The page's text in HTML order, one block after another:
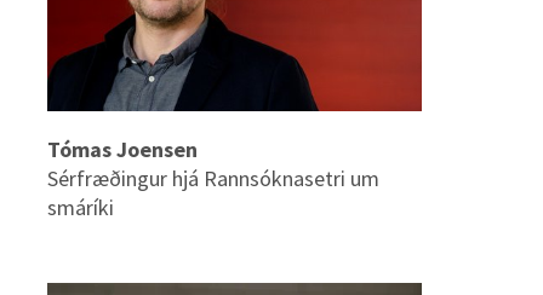
Tómas Joensen
Sérfræðingur hjá Rannsóknasetri um
smáríki